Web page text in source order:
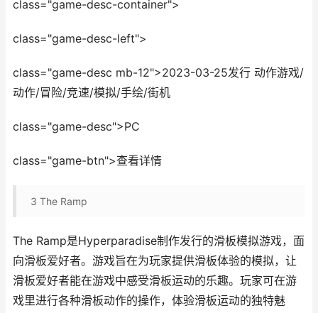
class="game-desc-container">
class="game-desc-left">
class="game-desc mb-12">2023-03-25发行 动作游戏/
动作/冒险/竞速/模拟/手绘/街机
class="game-desc">PC
class="game-btn">查看详情
3 The Ramp
The Ramp是Hyperparadise制作发行的滑板模拟游戏，面
向滑板爱好者。游戏旨在为玩家提供滑板体验的模拟，让
滑板爱好者能在游戏中感受滑板运动的乐趣。玩家可在游
戏里进行各种滑板动作的操作，体验滑板运动的独特魅